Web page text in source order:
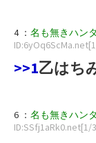
4 ： 名も無きハン
>>1乙はち
6 ： 名も無きハン
ID:SSfj1aRk0.net[1/